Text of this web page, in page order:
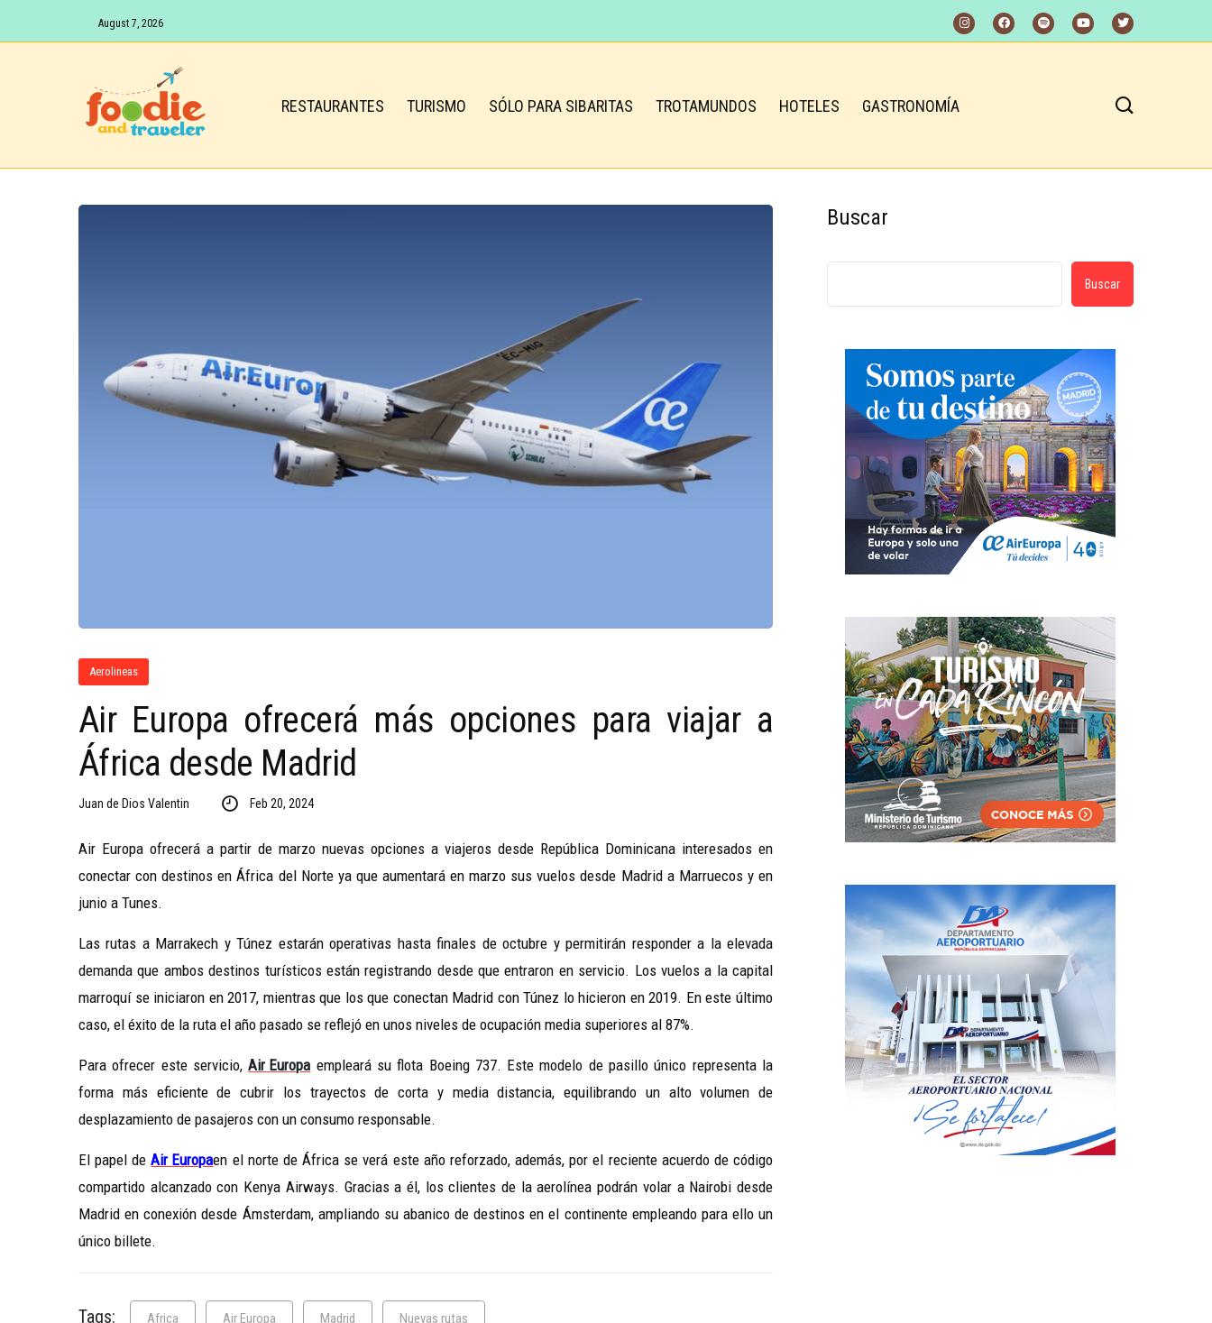
August 7, 2026
RESTAURANTES TURISMO SÓLO PARA SIBARITAS TROTAMUNDOS HOTELES GASTRONOMÍA
Aerolineas
Air Europa ofrecerá más opciones para viajar a
África desde Madrid
Juan de Dios Valentin Feb 20, 2024
Air Europa ofrecerá a partir de marzo nuevas opciones a viajeros desde República Dominicana interesados en
conectar con destinos en África del Norte ya que aumentará en marzo sus vuelos desde Madrid a Marruecos y en
junio a Tunes.
Las rutas a Marrakech y Túnez estarán operativas hasta finales de octubre y permitirán responder a la elevada
demanda que ambos destinos turísticos están registrando desde que entraron en servicio. Los vuelos a la capital
marroquí se iniciaron en 2017, mientras que los que conectan Madrid con Túnez lo hicieron en 2019. En este último
caso, el éxito de la ruta el año pasado se reflejó en unos niveles de ocupación media superiores al 87%.
Para ofrecer este servicio,Air Europa empleará su flota Boeing 737. Este modelo de pasillo único representa la
forma más eficiente de cubrir los trayectos de corta y media distancia, equilibrando un alto volumen de
desplazamiento de pasajeros con un consumo responsable.
El papel deAir Europaen el norte de África se verá este año reforzado, además, por el reciente acuerdo de código
compartido alcanzado con Kenya Airways. Gracias a él, los clientes de la aerolínea podrán volar a Nairobi desde
Madrid en conexión desde Ámsterdam, ampliando su abanico de destinos en el continente empleando para ello un
único billete.
Tags: Africa Air Europa Madrid Nuevas rutas
Buscar
Buscar